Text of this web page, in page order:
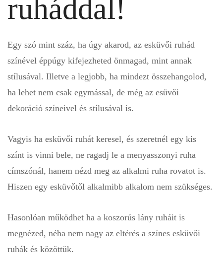
ruháddal!
Egy szó mint száz, ha úgy akarod, az esküvői ruhád
színével éppúgy kifejezheted önmagad, mint annak
stílusával. Illetve a legjobb, ha mindezt összehangolod,
ha lehet nem csak egymással, de még az esüvői
dekoráció színeivel és stílusával is.
Vagyis ha esküvői ruhát keresel, és szeretnél egy kis
színt is vinni bele, ne ragadj le a menyasszonyi ruha
címszónál, hanem nézd meg az alkalmi ruha rovatot is.
Hiszen egy esküvőtől alkalmibb alkalom nem szükséges.
Hasonlóan működhet ha a koszorús lány ruháit is
megnézed, néha nem nagy az eltérés a színes esküvői
ruhák és közöttük.